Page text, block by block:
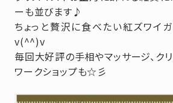
ーも並びます♪
ちょっと贅沢に食べたい紅ズワイ
v(^^)v
毎回大好評の手相やマッサージ、ク
ワークショップも☆彡